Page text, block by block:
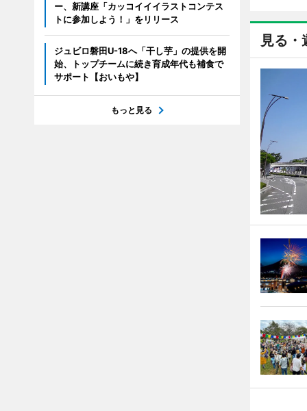
見る・
ー、新講座「カッコイイイラストコンテス
トに参加しよう！」をリリース
ジュビロ磐田U-18へ「干し芋」の提供を開
始、トップチームに続き育成年代も補食で
サポート【おいもや】
もっと見る